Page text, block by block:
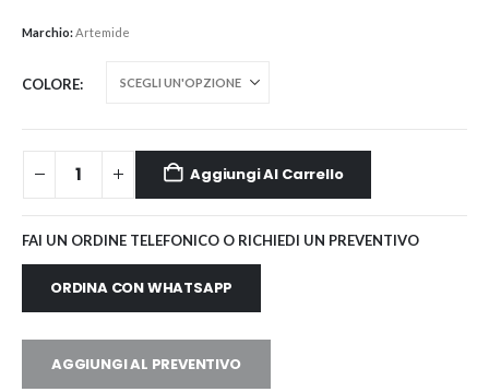
Marchio:Artemide
COLORE
Aggiungi Al Carrello
FAI UN ORDINE TELEFONICO O RICHIEDI UN PREVENTIVO
ORDINA CON WHATSAPP
AGGIUNGI AL PREVENTIVO